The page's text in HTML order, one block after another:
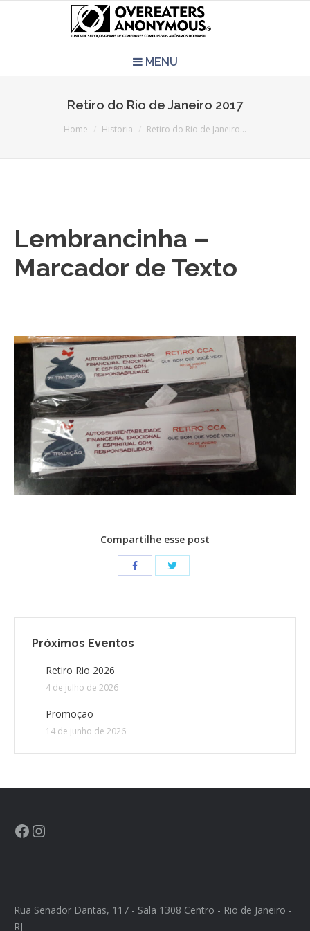
MENU
REUNIÕES
LITERATURA
EVENTOS
CONTATO
CONTRIBUIÇÕES
HISTÓRIA DE CCA/BR
Retiro do Rio de Janeiro 2017
You are here:Home Historia Retiro do Rio de Janeiro…
Lembrancinha –
Marcador de Texto
Compartilhe esse post
Próximos Eventos
Retiro Rio 2026
4 de julho de 2026
Promoção
14 de junho de 2026
Rua Senador Dantas, 117 - Sala 1308 Centro - Rio de Janeiro -
RJ